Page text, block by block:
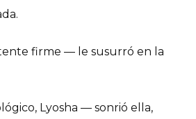
firme — le susurró en la
Lyosha — sonrió ella,